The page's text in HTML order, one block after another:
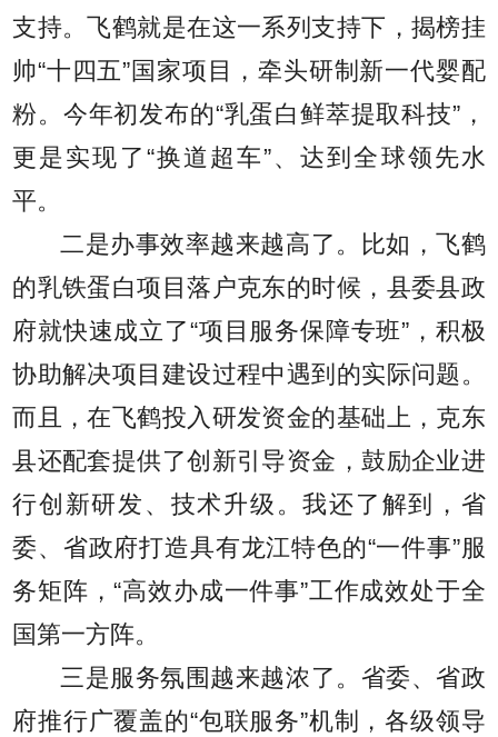
支持。飞鹤就是在这一系列支持下，揭榜挂
帅“十四五”国家项目，牵头研制新一代婴配
粉。今年初发布的“乳蛋白鲜萃提取科技”，
更是实现了“换道超车”、达到全球领先水
平。
二是办事效率越来越高了。比如，飞鹤
的乳铁蛋白项目落户克东的时候，县委县政
府就快速成立了“项目服务保障专班”，积极
协助解决项目建设过程中遇到的实际问题。
而且，在飞鹤投入研发资金的基础上，克东
县还配套提供了创新引导资金，鼓励企业进
行创新研发、技术升级。我还了解到，省
委、省政府打造具有龙江特色的“一件事”服
务矩阵，“高效办成一件事”工作成效处于全
国第一方阵。
三是服务氛围越来越浓了。省委、省政
府推行广覆盖的“包联服务”机制，各级领导